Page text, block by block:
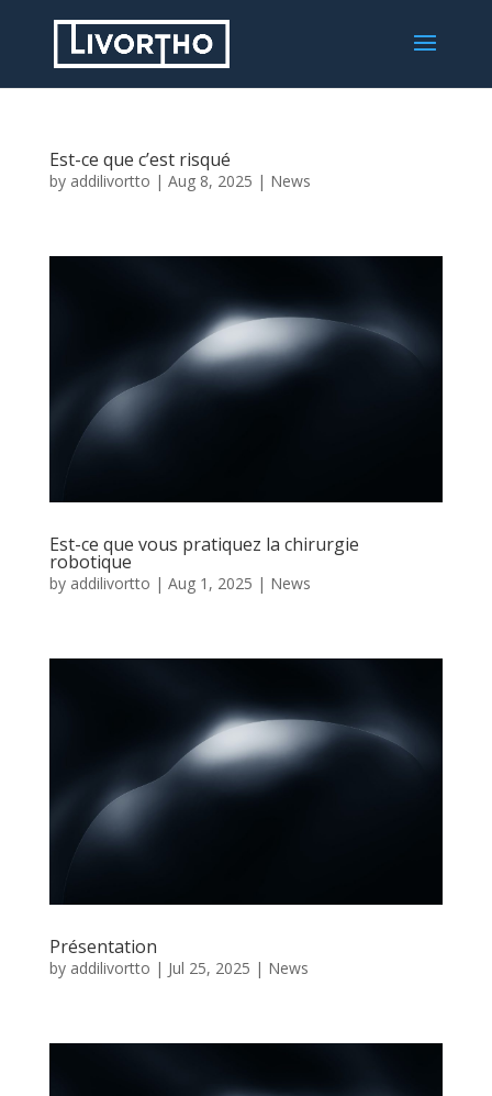
Est-ce que c’est risqué
by addilivortto | Aug 8, 2025 | News
Est-ce que vous pratiquez la chirurgie
robotique
by addilivortto | Aug 1, 2025 | News
Présentation
by addilivortto | Jul 25, 2025 | News